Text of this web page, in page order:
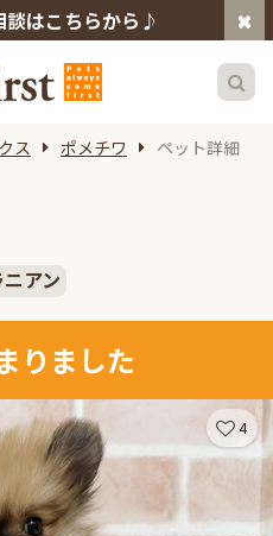
談はこちらから♪
ス ポメチワ ペット詳細
アン
りました
4